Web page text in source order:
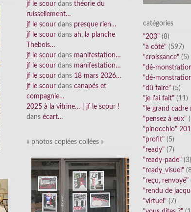
jf le scour dans théorie du
ruissellement…
jf le scour dans presque rien…
jf le scour dans ah, la planche
Thebois…
jf le scour dans manifestation…
jf le scour dans manifestation…
jf le scour dans 18 mars 2026…
jf le scour dans canapés et
compagnie…
2025 à la vitrine… | jf le scour !
dans écart…
« photos copiées collées »
catégories
"203" (8)
"à côté" (597)
"croissance" (5)
"dé-
"dé-
"dû faire" (5)
"je l'ai fait" (11)
"le grand cadre
"pensez à eux"
"pinocchio"
"profit" (5)
"ready" (7)
"ready-pade" (3)
"ready_visuel"
"reçu, renvoyé"
"rendu de
"virtuel" (7)